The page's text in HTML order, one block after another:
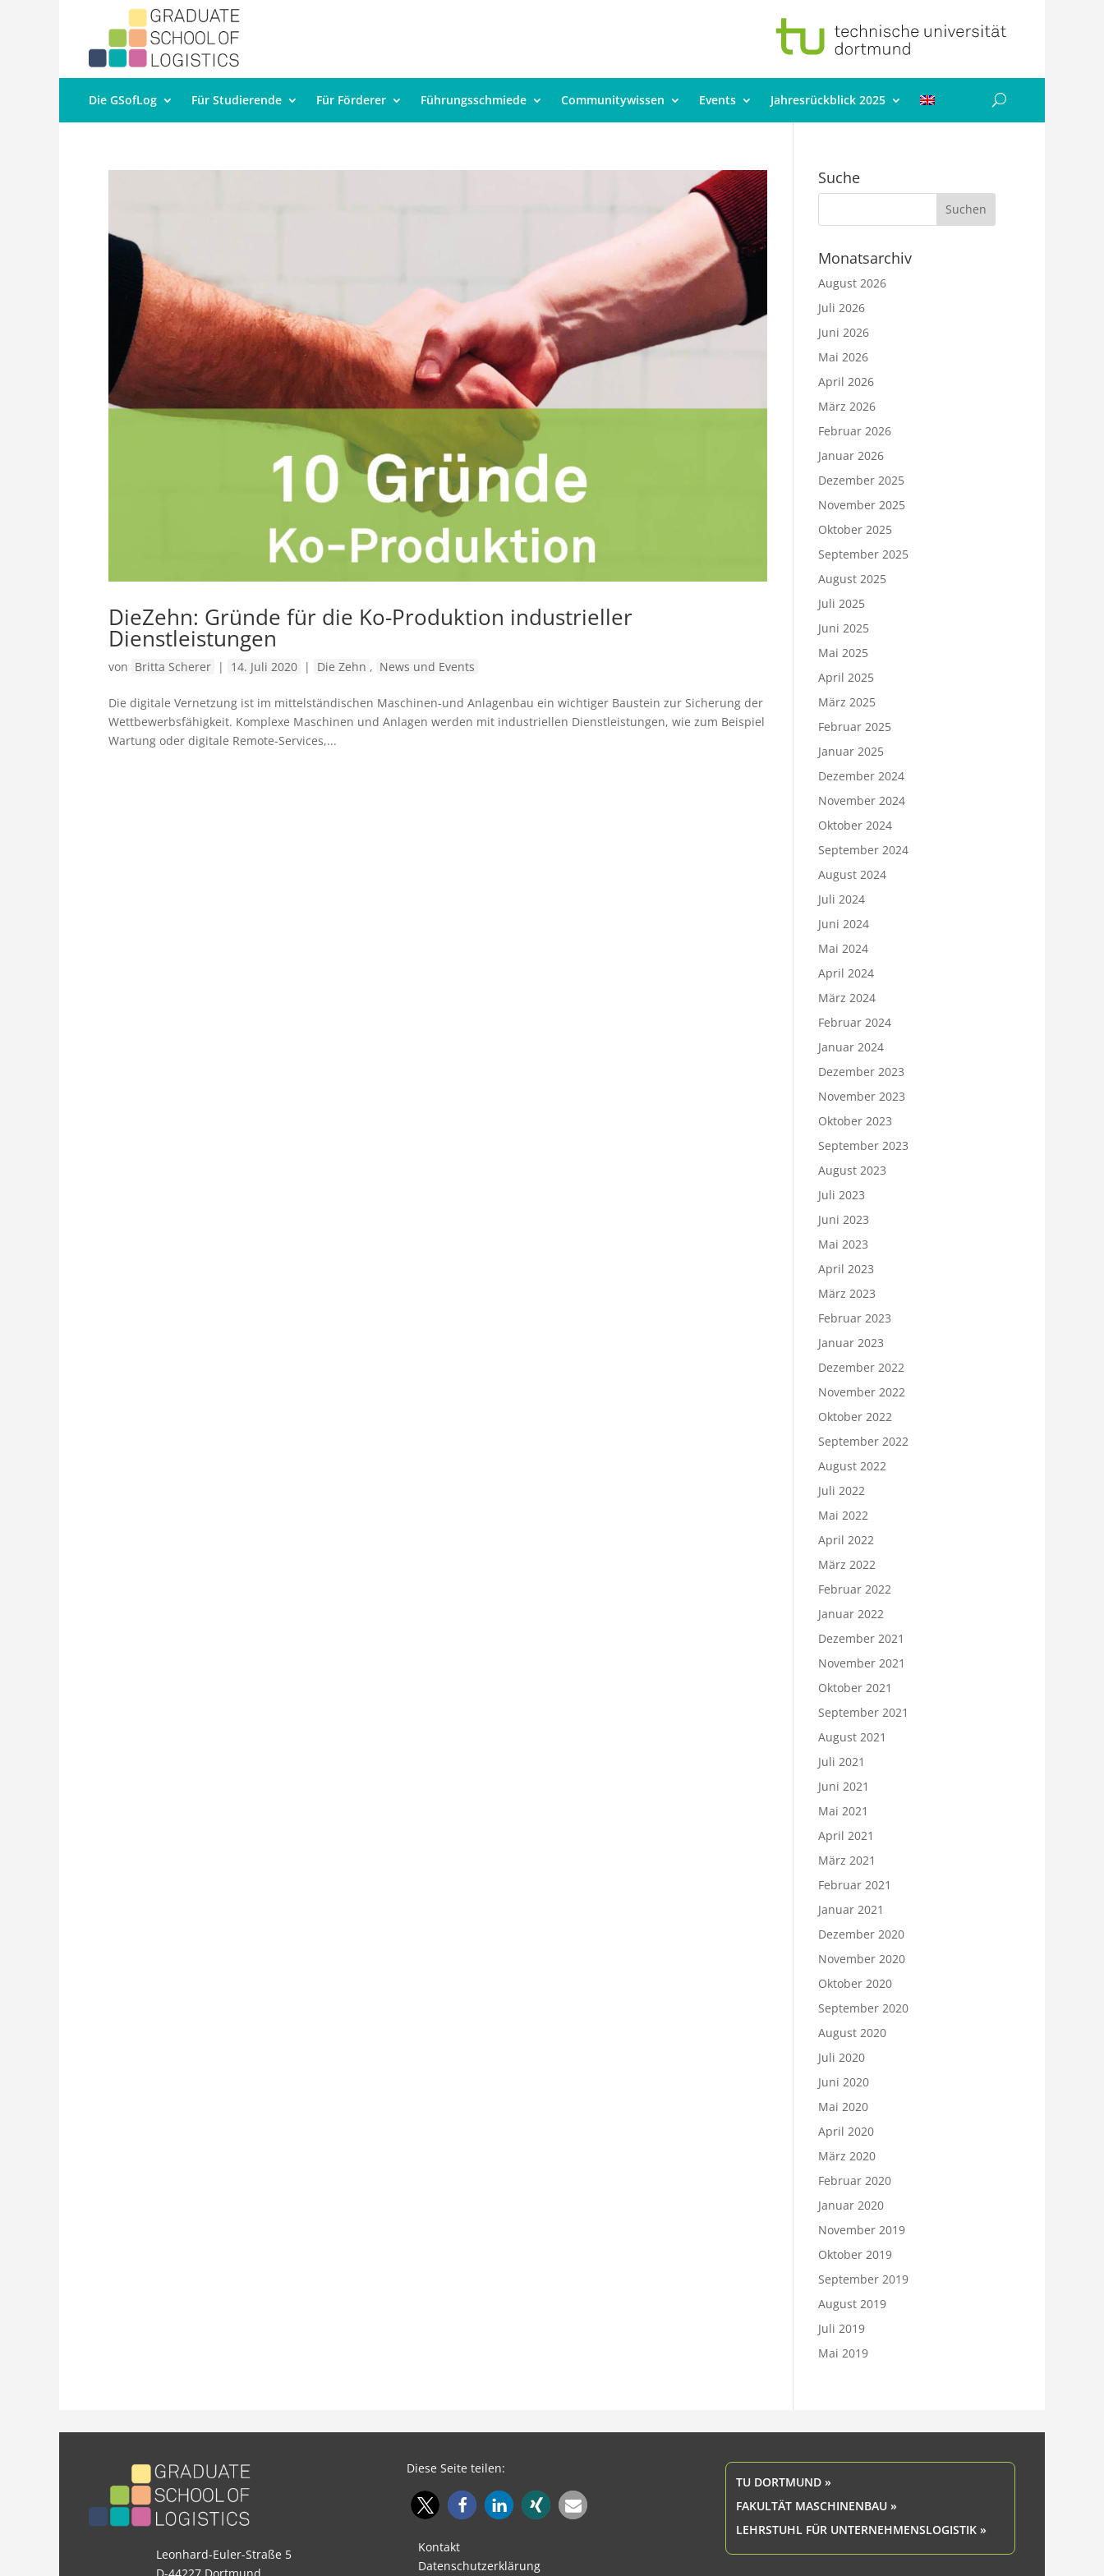
Die GSofLog Für Studierende Für Förderer Führungsschmiede Communitywissen Events Jahresrückblick 2025
DieZehn: Gründe für die Ko-Produktion industrieller
Dienstleistungen
von Britta Scherer | 14. Juli 2020 | Die Zehn , News und Events
Die digitale Vernetzung ist im mittelständischen Maschinen-und Anlagenbau ein wichtiger Baustein zur Sicherung der
Wettbewerbsfähigkeit. Komplexe Maschinen und Anlagen werden mit industriellen Dienstleistungen, wie zum Beispiel
Wartung oder digitale Remote-Services,...
Suche
Monatsarchiv
August 2026
Juli 2026
Juni 2026
Mai 2026
April 2026
März 2026
Februar 2026
Januar 2026
Dezember 2025
November 2025
Oktober 2025
September 2025
August 2025
Juli 2025
Juni 2025
Mai 2025
April 2025
März 2025
Februar 2025
Januar 2025
Dezember 2024
November 2024
Oktober 2024
September 2024
August 2024
Juli 2024
Juni 2024
Mai 2024
April 2024
März 2024
Februar 2024
Januar 2024
Dezember 2023
November 2023
Oktober 2023
September 2023
August 2023
Juli 2023
Juni 2023
Mai 2023
April 2023
März 2023
Februar 2023
Januar 2023
Dezember 2022
November 2022
Oktober 2022
September 2022
August 2022
Juli 2022
Mai 2022
April 2022
März 2022
Februar 2022
Januar 2022
Dezember 2021
November 2021
Oktober 2021
September 2021
August 2021
Juli 2021
Juni 2021
Mai 2021
April 2021
März 2021
Februar 2021
Januar 2021
Dezember 2020
November 2020
Oktober 2020
September 2020
August 2020
Juli 2020
Juni 2020
Mai 2020
April 2020
März 2020
Februar 2020
Januar 2020
November 2019
Oktober 2019
September 2019
August 2019
Juli 2019
Mai 2019
Leonhard-Euler-Straße 5
D-44227 Dortmund
Diese Seite teilen:
Kontakt
Datenschutzerklärung
TU DORTMUND »
FAKULTÄT MASCHINENBAU »
LEHRSTUHL FÜR UNTERNEHMENSLOGISTIK »